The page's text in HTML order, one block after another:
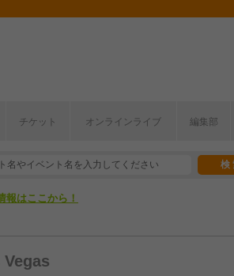
チケット オンラインライブ 編集部
年上半期編発表！
報はここから！